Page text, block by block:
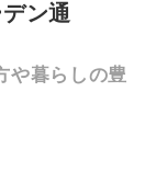
ン通
や暮らしの豊